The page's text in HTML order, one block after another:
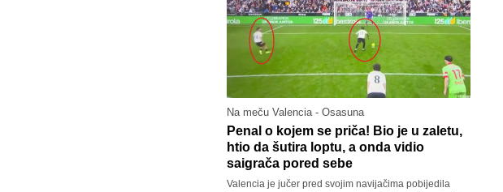
Na meču Valencia - Osasuna
Penal o kojem se priča! Bio je u zaletu,
htio da šutira loptu, a onda vidio
saigrača pored sebe
Valencia je jučer pred svojim navijačima pobijedila